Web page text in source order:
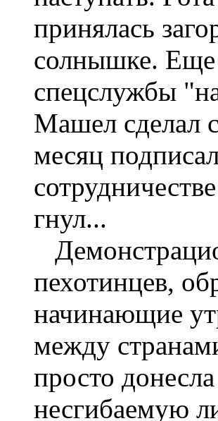
принялась
солнышке. Еще
спецслужбы
Машел сделал
месяц
гнул...
пехотинцев,
начинающие
между
просто
несгибаемую